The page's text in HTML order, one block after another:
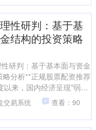
性研判：基于基
结构的投资策略
研判：基于基本面与资金
略分析**正规股票配资推荐
以来，国内经济呈现"弱复
征，制造业PMI连续四个
交易系统 查看：90